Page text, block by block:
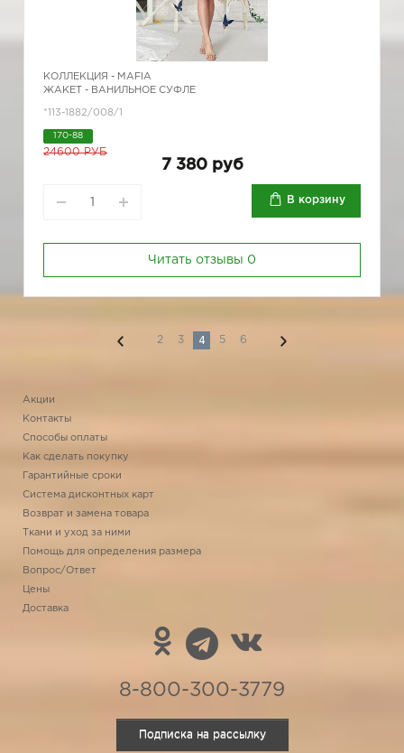
КОЛЛЕКЦИЯ - MAFIA
ЖАКЕТ - ВАНИЛЬНОЕ СУФЛЕ
*113-1882/008/1
170-88
24600 РУБ
7 380 руб
В корзину
Читать отзывы 0
2 3 4 5 6
Акции
Контакты
Способы оплаты
Как сделать покупку
Гарантийные сроки
Система дисконтных карт
Возврат и замена товара
Ткани и уход за ними
Помощь для определения размера
Вопрос/Ответ
Цены
Доставка
8-800-300-3779
Подписка на рассылку